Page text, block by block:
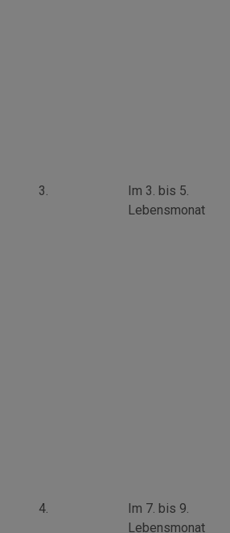
3.
Im 3. bis 5.
Lebensmonat
4.
Im 7. bis 9.
Lebensmonat